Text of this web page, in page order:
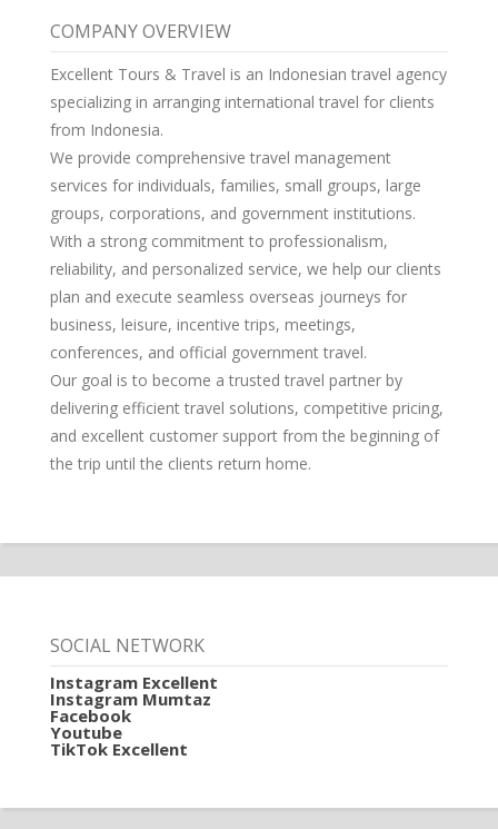
COMPANY OVERVIEW
Excellent Tours & Travel is an Indonesian travel agency
specializing in arranging international travel for clients
from Indonesia.
We provide comprehensive travel management
services for individuals, families, small groups, large
groups, corporations, and government institutions.
With a strong commitment to professionalism,
reliability, and personalized service, we help our clients
plan and execute seamless overseas journeys for
business, leisure, incentive trips, meetings,
conferences, and official government travel.
Our goal is to become a trusted travel partner by
delivering efficient travel solutions, competitive pricing,
and excellent customer support from the beginning of
the trip until the clients return home.
SOCIAL NETWORK
Instagram Excellent
Instagram Mumtaz
Facebook
Youtube
TikTok Excellent